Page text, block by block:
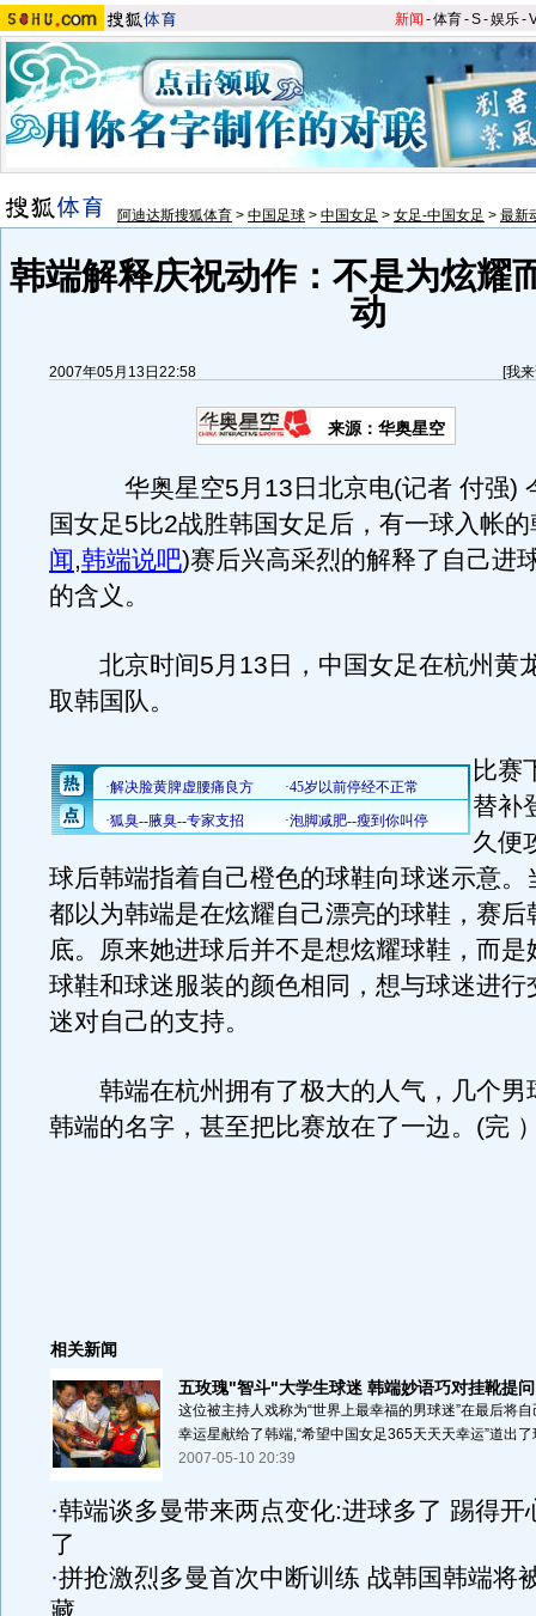
新闻 -体育-S-娱乐-
阿迪达斯搜狐体育 > 中国足球 > 中国女足 > 女足-中国女足 > 最新
韩端解释庆祝动作：不是为炫耀
动
2007年05月13日22:58 [我
来源：华奥星空
华奥星空5月13日北京电(记者 付强)
国女足5比2战胜韩国女足后，有一球入帐
闻,韩端说吧)赛后兴高采烈的解释了自己进
的含义。
北京时间5月13日，中国女足在杭州黄
取韩国队。
比赛
替补
久便
球后韩端指着自己橙色的球鞋向球迷示意。
都以为韩端是在炫耀自己漂亮的球鞋，赛后
底。原来她进球后并不是想炫耀球鞋，而是
球鞋和球迷服装的颜色相同，想与球迷进行
迷对自己的支持。
韩端在杭州拥有了极大的人气，几个男
韩端的名字，甚至把比赛放在了一边。(完
相关新闻
五玫瑰"智斗"大学生球迷 韩端妙语巧对挂靴提问
这位被主持人戏称为“世界上最幸福的男球迷”在最后将
幸运星献给了韩端,“希望中国女足365天天天幸运”道出
2007-05-10 20:39
·韩端谈多曼带来两点变化:进球多了 踢得开
了
·拼抢激烈多曼首次中断训练 战韩国韩端将